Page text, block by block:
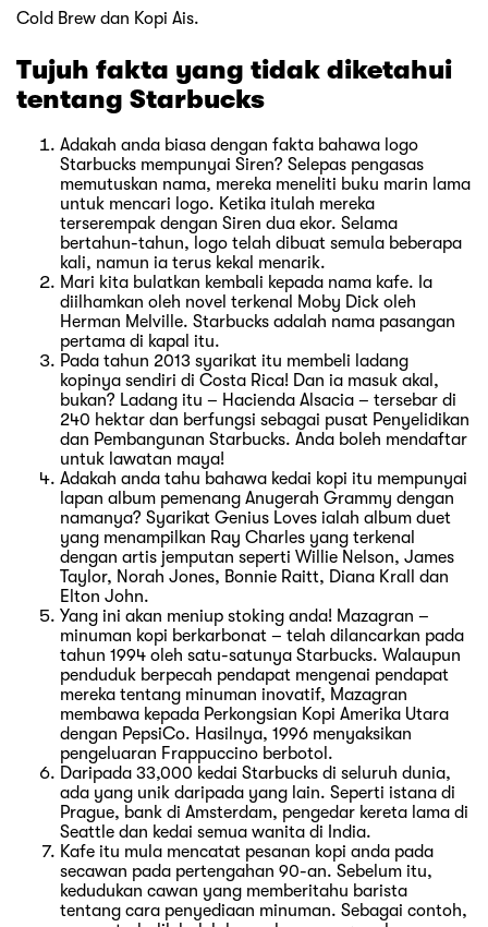
Cold Brew dan Kopi Ais.
Tujuh fakta yang tidak diketahui
tentang Starbucks
Adakah anda biasa dengan fakta bahawa logo
Starbucks mempunyai Siren? Selepas pengasas
memutuskan nama, mereka meneliti buku marin lama
untuk mencari logo. Ketika itulah mereka
terserempak dengan Siren dua ekor. Selama
bertahun-tahun, logo telah dibuat semula beberapa
kali, namun ia terus kekal menarik.
Mari kita bulatkan kembali kepada nama kafe. Ia
diilhamkan oleh novel terkenal Moby Dick oleh
Herman Melville. Starbucks adalah nama pasangan
pertama di kapal itu.
Pada tahun 2013 syarikat itu membeli ladang
kopinya sendiri di Costa Rica! Dan ia masuk akal,
bukan? Ladang itu – Hacienda Alsacia – tersebar di
240 hektar dan berfungsi sebagai pusat Penyelidikan
dan Pembangunan Starbucks. Anda boleh mendaftar
untuk lawatan maya!
Adakah anda tahu bahawa kedai kopi itu mempunyai
lapan album pemenang Anugerah Grammy dengan
namanya? Syarikat Genius Loves ialah album duet
yang menampilkan Ray Charles yang terkenal
dengan artis jemputan seperti Willie Nelson, James
Taylor, Norah Jones, Bonnie Raitt, Diana Krall dan
Elton John.
Yang ini akan meniup stoking anda! Mazagran –
minuman kopi berkarbonat – telah dilancarkan pada
tahun 1994 oleh satu-satunya Starbucks. Walaupun
penduduk berpecah pendapat mengenai pendapat
mereka tentang minuman inovatif, Mazagran
membawa kepada Perkongsian Kopi Amerika Utara
dengan PepsiCo. Hasilnya, 1996 menyaksikan
pengeluaran Frappuccino berbotol.
Daripada 33,000 kedai Starbucks di seluruh dunia,
ada yang unik daripada yang lain. Seperti istana di
Prague, bank di Amsterdam, pengedar kereta lama di
Seattle dan kedai semua wanita di India.
Kafe itu mula mencatat pesanan kopi anda pada
secawan pada pertengahan 90-an. Sebelum itu,
kedudukan cawan yang memberitahu barista
tentang cara penyediaan minuman. Sebagai contoh,